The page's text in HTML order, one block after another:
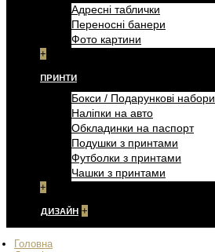
Адресні таблички
Переносні банери
Фото картини
+
ПРИНТИ
Бокси / Подарункові набори
Наліпки на авто
Обкладинки на паспорт
Подушки з принтами
Футболки з принтами
Чашки з принтами
+
ДИЗАЙН +
Головна